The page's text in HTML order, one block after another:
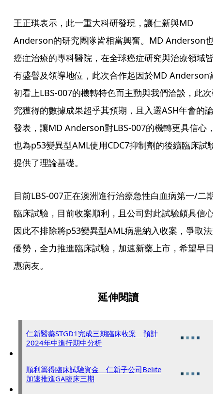
王正琪表示，此一重大科研發現，讓仁新與MD
Anderson的研究團隊皆相當興奮。MD Anderson也
癌症治療的專科醫院，在全球癌症研究與治療領域皆
有盛譽及領導地位，此次合作起因於MD Anderson
初看上LBS-007的機轉特色而主動與我們洽談，此次
究獲得的數據成果超乎其預期，且入選ASH年會的論
發表，讓MD Anderson對LBS-007的機轉更具信心，
也為p53變異型AML使用CDC7抑制劑的後續臨床試驗
提供了理論基礎。
目前LBS-007正在澳洲進行治療急性白血病第一/二期
臨床試驗，目前收案順利，且公司對此試驗頗具信心
因此不排除將p53變異型AML病患納入收案，爭取法
優勢，全力推進臨床試驗，加速新藥上市，希望早日
惠病友。
延伸閱讀
仁新醫藥STGD1完成三期臨床收案 預計
2024年中進行期中分析
順利籌得臨床試驗資金 仁新子公司Belite
加速推進GA臨床三期